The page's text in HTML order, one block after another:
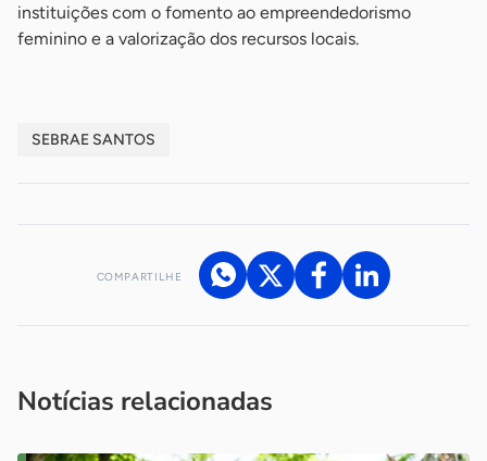
instituições com o fomento ao empreendedorismo
feminino e a valorização dos recursos locais.
SEBRAE SANTOS
COMPARTILHE
Notícias relacionadas